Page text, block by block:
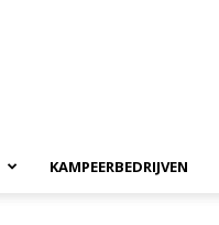
KAMPEERBEDRIJVEN